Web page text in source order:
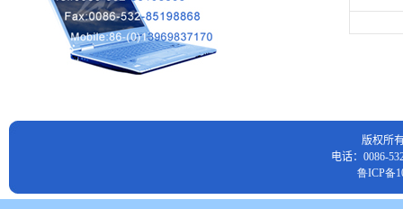
版权所
电话：0086-
鲁ICP备